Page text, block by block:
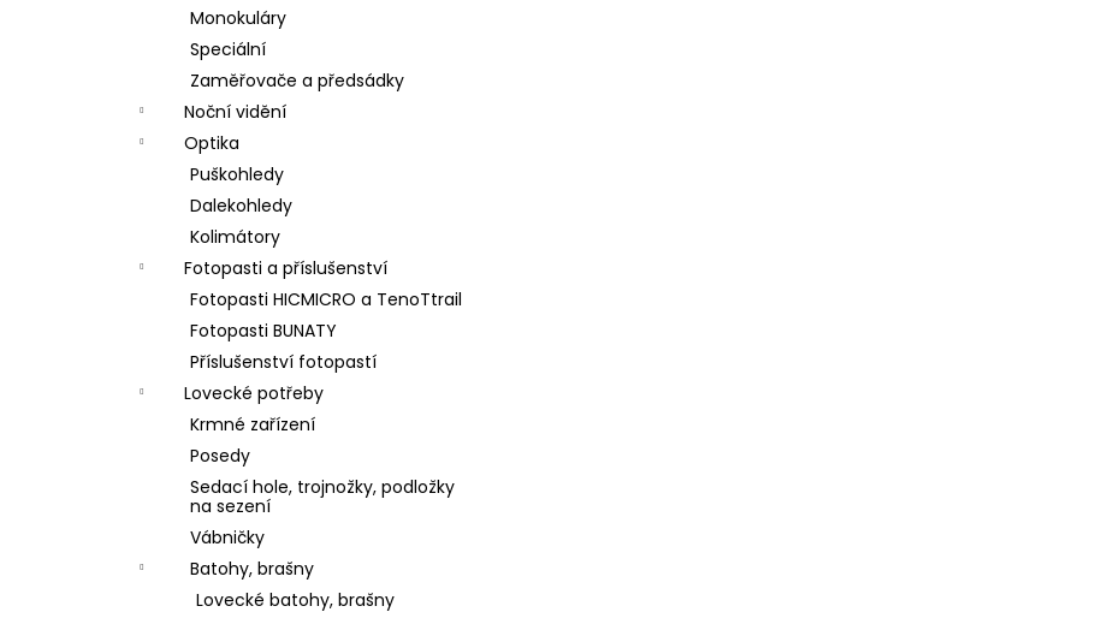
Monokuláry
Speciální
Zaměřovače a předsádky
Noční vidění
Optika
Puškohledy
Dalekohledy
Kolimátory
Fotopasti a příslušenství
Fotopasti HICMICRO a TenoTtrail
Fotopasti BUNATY
Příslušenství fotopastí
Lovecké potřeby
Krmné zařízení
Posedy
Sedací hole, trojnožky, podložky
na sezení
Vábničky
Batohy, brašny
Lovecké batohy, brašny